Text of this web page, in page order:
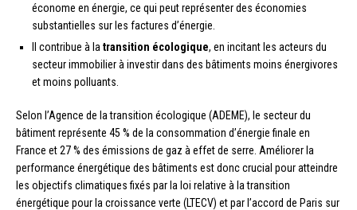
économe en énergie, ce qui peut représenter des économies
substantielles sur les factures d’énergie.
Il contribue à la transition écologique, en incitant les acteurs du
secteur immobilier à investir dans des bâtiments moins énergivores
et moins polluants.
Selon l’Agence de la transition écologique (ADEME), le secteur du
bâtiment représente 45 % de la consommation d’énergie finale en
France et 27 % des émissions de gaz à effet de serre. Améliorer la
performance énergétique des bâtiments est donc crucial pour atteindre
les objectifs climatiques fixés par la loi relative à la transition
énergétique pour la croissance verte (LTECV) et par l’accord de Paris sur